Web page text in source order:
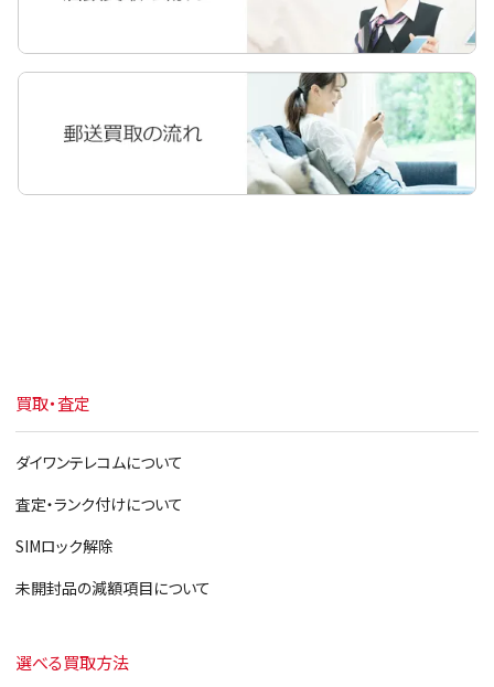
買取・査定
ダイワンテレコムについて
査定・ランク付けについて
SIMロック解除
未開封品の減額項目について
選べる買取方法